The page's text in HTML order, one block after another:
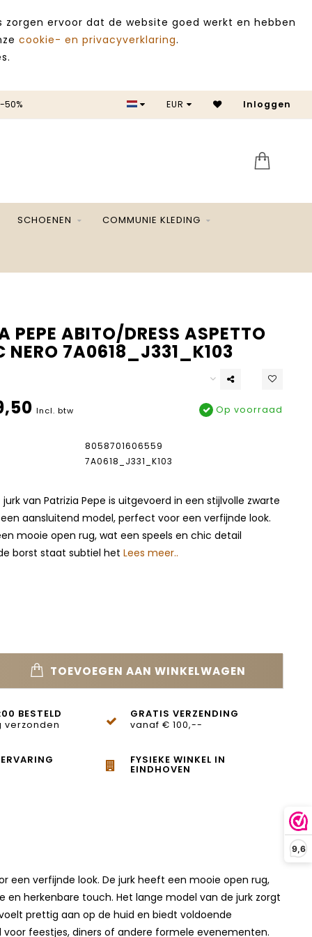
9,6
ervoor dat de website goed werkt en hebben
cookie- en privacyverklaring.
50% SALE
EUR Inloggen
SCHOENEN COMMUNIE KLEDING
PEPE ABITO/DRESS ASPETTO
NERO 7A0618_J331_K103
Incl. btw Op voorraad
8058701606559
7A0618_J331_K103
van Patrizia Pepe is uitgevoerd in een stijlvolle zwarte
aansluitend model, perfect voor een verfijnde look.
mooie open rug, wat een speels en chic detail
borst staat subtiel het Lees meer..
TOEVOEGEN AAN WINKELWAGEN
BESTELD
verzonden
GRATIS VERZENDING
vanaf € 100,--
FYSIEKE WINKEL IN
EINDHOVEN
een verfijnde look. De jurk heeft een mooie open rug,
herkenbare touch. Het lange model van de jurk zorgt
prettig aan op de huid en biedt voldoende
feestjes, diners of andere formele evenementen.